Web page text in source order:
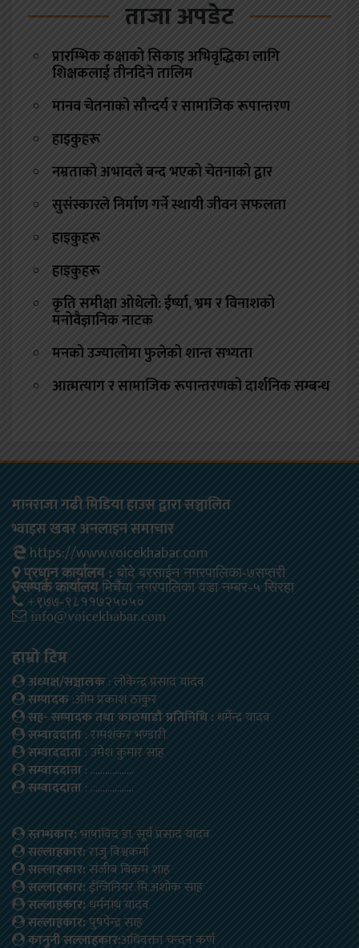
ताजा अपडेट
प्रारम्भिक कक्षाको सिकाइ अभिवृद्धिका लागि
शिक्षकलाई तीनदिने तालिम
मानव चेतनाको सौन्दर्य र सामाजिक रूपान्तरण
हाइकुहरू
नम्रताको अभावले बन्द भएको चेतनाको द्वार
सुसंस्कारले निर्माण गर्ने स्थायी जीवन सफलता
हाइकुहरू
हाइकुहरू
कृति समीक्षा ओथेलो: ईर्ष्या, भ्रम र विनाशको
मनोवैज्ञानिक नाटक
मनको उज्यालोमा फुलेको शान्त सभ्यता
आत्मत्याग र सामाजिक रूपान्तरणको दार्शनिक सम्बन्ध
मानराजा गढी मिडिया हाउस द्वारा सञ्चालित
भ्वाइस खबर अनलाइन समाचार
https://www.voicekhabar.com
प्रधान कार्यालय : बोदे बरसाईन नगरपालिका-७सप्तरी
सम्पर्क कार्यालयमिर्चैया नगरपालिका वडा नम्बर-५ सिरहा
+९७७-९८११७२५०५०
info@voicekhabar.com
हाम्रो टिम
अध्यक्ष/सञ्चालक: लोकेन्द्र प्रसाद यादव
सम्पादक:ओम प्रकाश ठाकुर
सह- सम्पादक तथा काठमाडौ प्रतिनिधि : धर्मेन्द्र यादव
सम्वाददाता: रामशंकर भण्डारी
सम्वाददाता: उमेश कुमार साह
सम्वाददाता: ………………
सम्वाददाता: ………………
स्तम्भकार:भाषाविद डा. सूर्य प्रसाद यादव
सल्लाहकार:राजु विश्वकर्मा
सल्लाहकार:संजीब बिक्रम शाह
सल्लाहकार:ईन्जिनियर मि.अशोक साह
सल्लाहकार: धर्मनाथ यादव
सल्लाहकार:पुषपेन्द्र साह
कानुनी सल्लाहकार:अधिवक्ता चन्दन कर्ण